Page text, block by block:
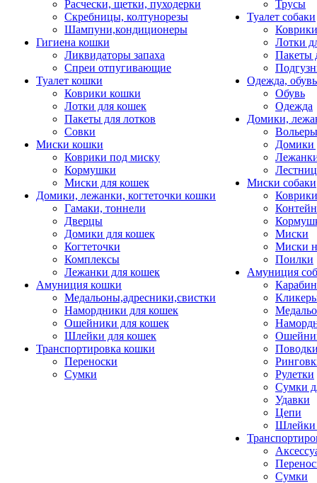
Расчески, щетки, пуходерки
Скребницы, колтунорезы
Шампуни,кондиционеры
Гигиена кошки
Ликвидаторы запаха
Спреи отпугивающие
Туалет кошки
Коврики кошки
Лотки для кошек
Пакеты для лотков
Совки
Миски кошки
Коврики под миску
Кормушки
Миски для кошек
Домики, лежанки, когтеточки кошки
Гамаки, тоннели
Дверцы
Домики для кошек
Когтеточки
Комплексы
Лежанки для кошек
Амуниция кошки
Медальоны,адресники,свистки
Намордники для кошек
Ошейники для кошек
Шлейки для кошек
Транспортировка кошки
Переноски
Сумки
Трусы
Туалет собаки
Коврики
Лотки
Пакеты
Одежда, обувь
Обувь
Одежда
Домики,
Домики
Миски собаки
Миски
Миски
Поилки
Амуниция
Рулетки
Сумки
Удавки
Цепи
Шлейки
Сумки